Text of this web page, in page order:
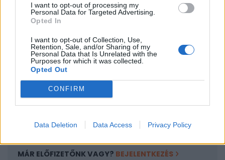
I want to opt-out of processing my
Personal Data for Targeted Advertising.
Opted In
I want to opt-out of Collection, Use,
Retention, Sale, and/or Sharing of my
Personal Data that Is Unrelated with the
Purposes for which it was collected.
Opted Out
CONFIRM
Data Deletion Data Access Privacy Policy
A keresett cikk a portfolio.hu hírarchívumához
tartozik, melynek olvasása előfizetéses
regisztrációhoz kötött.
Az előfizetés a következőket tartalmazza:
Portfolio.hu teljes cikkarchívum
Kötéslisták: BÉT elmúlt 2 év napon belüli
kötéslistái
MÁR ELŐFIZETŐNK VAGY? BEJELENTKEZÉS